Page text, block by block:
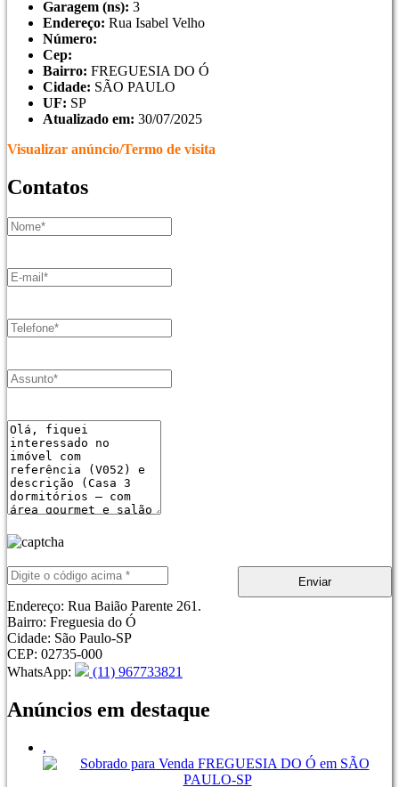
Garagem (ns): 3
Endereço: Rua Isabel Velho
Número:
Cep:
Bairro: FREGUESIA DO Ó
Cidade: SÃO PAULO
UF: SP
Atualizado em: 30/07/2025
Visualizar anúncio/Termo de visita
Contatos
Enviar
Endereço: Rua Baião Parente 261.
Bairro: Freguesia do Ó
Cidade: São Paulo-SP
CEP: 02735-000
WhatsApp: (11) 967733821
Anúncios em destaque
,